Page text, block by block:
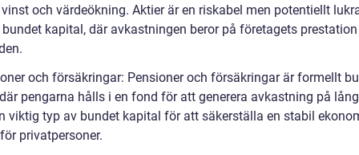
och värdeökning. Aktier är en riskabel men potentiellt
kapital, där avkastningen beror på företagets
och försäkringar: Pensioner och försäkringar är formellt
pengarna hålls i en fond för att generera avkastning på
viktig typ av bundet kapital för att säkerställa en stabil
privatpersoner.